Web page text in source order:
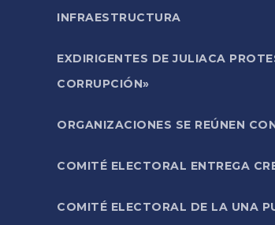
INFRAESTRUCTURA
EXDIRIGENTES DE JULIACA
CORRUPCIÓN»
ORGANIZACIONES SE REÚNEN
COMITÉ ELECTORAL ENTREGA
COMITÉ ELECTORAL DE LA UNA